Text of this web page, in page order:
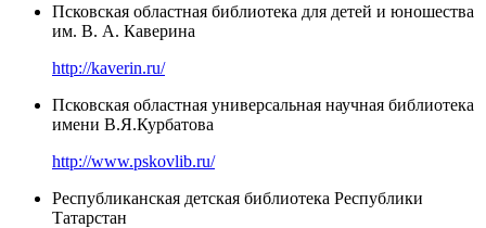
Псковская областная библиотека для детей и юношества
им. В. А. Каверина
http://kaverin.ru/
Псковская областная универсальная научная библиотека
имени В.Я.Курбатова
http://www.pskovlib.ru/
Республиканская детская библиотека Республики
Татарстан